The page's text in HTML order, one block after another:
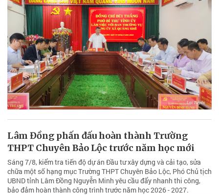
Lâm Đồng phấn đấu hoàn thành Trường
THPT Chuyên Bảo Lộc trước năm học mới
Sáng 7/8, kiểm tra tiến độ dự án Đầu tư xây dựng và cải tạo, sửa
chữa một số hạng mục Trường THPT Chuyên Bảo Lộc, Phó Chủ tịch
UBND tỉnh Lâm Đồng Nguyễn Minh yêu cầu đẩy nhanh thi công,
bảo đảm hoàn thành công trình trước năm học 2026 - 2027.